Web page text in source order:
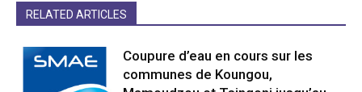
RELATED ARTICLES
Coupure d’eau en cours sur les
communes de Koungou,